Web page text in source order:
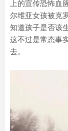
上的宣传恐怖血
尔维亚女孩被克
知道孩子是否该
这不过是常态事
去。